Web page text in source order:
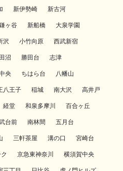
新伊勢崎 新古河
ヶ谷 新船橋 大泉学園
沢 小竹向原 西武新宿
沼 勝田台 志津
央 ちはら台 八幡山
八王子 稲城 南大沢 高井戸
経堂 和泉多摩川 百合ヶ丘
台前 南林間 五月台
三軒茶屋 溝の口 宮崎台
京急東神奈川 横須賀中央